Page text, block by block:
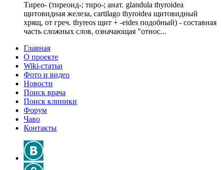
Тирео- (тиреоид-; тиро-; анат. glandula thyroidea
щитовидная железа, cartilago thyroidea щитовидный
хрящ, от греч. thyreos щит + -eides подобный) - составная
часть сложных слов, означающая "относ...
Главная
О проекте
Wiki-статьи
Фото и видео
Новости
Поиск врача
Поиск клиники
Форум
Чаво
Контакты